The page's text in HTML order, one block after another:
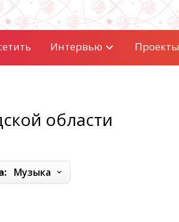
Интервью Проекты
области
Музыка